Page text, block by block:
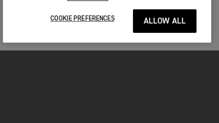
COOKIE PREFERENCES ALLOW ALL